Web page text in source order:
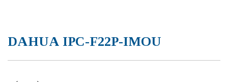
DAHUA IPC-F22P-IMOU